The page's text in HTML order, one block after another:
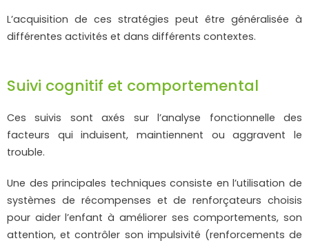
L’acquisition de ces stratégies peut être généralisée à
différentes activités et dans différents contextes.
Suivi cognitif et comportemental
Ces suivis sont axés sur l’analyse fonctionnelle des
facteurs qui induisent, maintiennent ou aggravent le
trouble.
Une des principales techniques consiste en l’utilisation de
systèmes de récompenses et de renforçateurs choisis
pour aider l’enfant à améliorer ses comportements, son
attention, et contrôler son impulsivité (renforcements de